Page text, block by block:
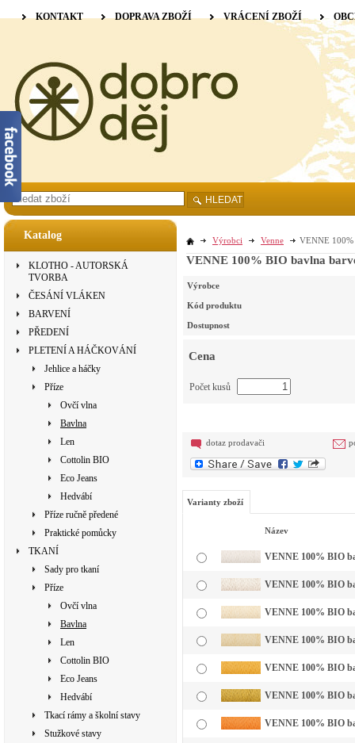
Katalog
KLOTHO - AUTORSKÁ
TVORBA
ČESÁNÍ VLÁKEN
BARVENÍ
PŘEDENÍ
PLETENÍ A HÁČKOVÁNÍ
Jehlice a háčky
Příze
Ovčí vlna
Bavlna
Len
Cottolin BIO
Eco Jeans
Hedvábí
Příze ručně předené
Praktické pomůcky
TKANÍ
Sady pro tkaní
Příze
Ovčí vlna
Bavlna
Len
Cottolin BIO
Eco Jeans
Hedvábí
Tkací rámy a školní stavy
Stužkové stavy
Výrobci Venne VENNE
VENNE 100% BIO bavlna
Výrobce
Kód produktu
Dostupnost
Cena
Počet kusů
dotaz prodavači
Varianty zboží
Název
VENNE 100% BIO
VENNE 100% BIO
VENNE 100% BIO
VENNE 100% BIO
VENNE 100% BIO
VENNE 100% BIO
VENNE 100% BIO
KONTAKT DOPRAVA ZBOŽÍ VRÁCENÍ ZBOŽÍ
HLEDAT